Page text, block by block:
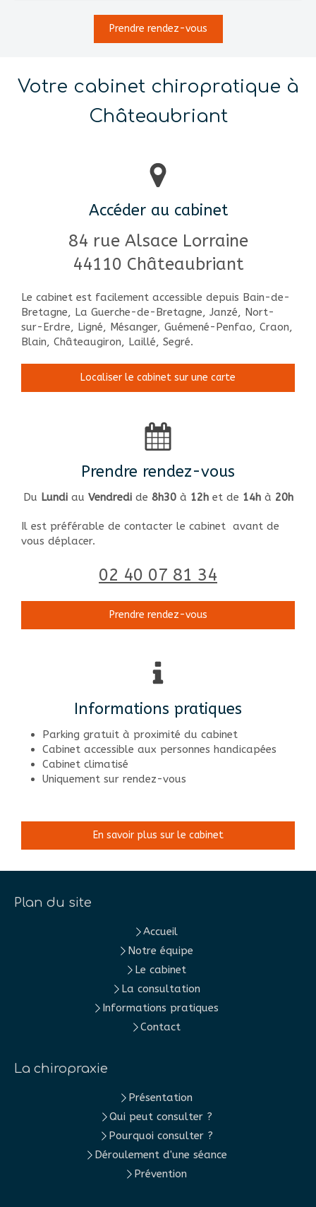
Prendre rendez-vous
Votre cabinet chiropratique à
Châteaubriant
Accéder au cabinet
84 rue Alsace Lorraine
44110 Châteaubriant
Le cabinet est facilement accessible depuis Bain-de-
Bretagne, La Guerche-de-Bretagne, Janzé, Nort-
sur-Erdre, Ligné, Mésanger, Guémené-Penfao, Craon,
Blain, Châteaugiron, Laillé, Segré.
Localiser le cabinet sur une carte
Prendre rendez-vous
Du Lundiau Vendredide 8h30à 12het de 14hà 20h
Il est préférable de contacter le cabinet avant de
vous déplacer.
02 40 07 81 34
Prendre rendez-vous
Informations pratiques
Parking gratuit à proximité du cabinet
Cabinet accessible aux personnes handicapées
Cabinet climatisé
Uniquement sur rendez-vous
En savoir plus sur le cabinet
Plan du site
Accueil
Notre équipe
Le cabinet
La consultation
Informations pratiques
Contact
La chiropraxie
Présentation
Qui peut consulter ?
Pourquoi consulter ?
Déroulement d'une séance
Prévention